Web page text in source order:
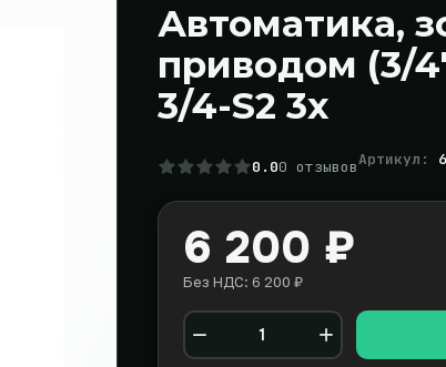
Автоматика,
приводом (3/
3/4-S2 3х
0.00 отзывовАртикул:
6 200 ₽
Без НДС: 6 200 ₽
Количество